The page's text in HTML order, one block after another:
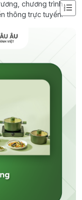
chương trình
thông trực tuyến.